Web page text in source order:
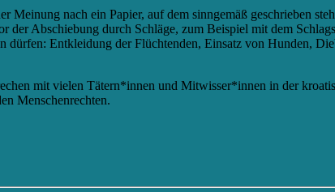
Meinung nach ein Papier, auf dem sinngemäß geschrieben
der Abschiebung durch Schläge, zum Beispiel mit dem
dürfen: Entkleidung der Flüchtenden, Einsatz von Hunden,
mit vielen Tätern*innen und Mitwisser*innen in der
Menschenrechten.